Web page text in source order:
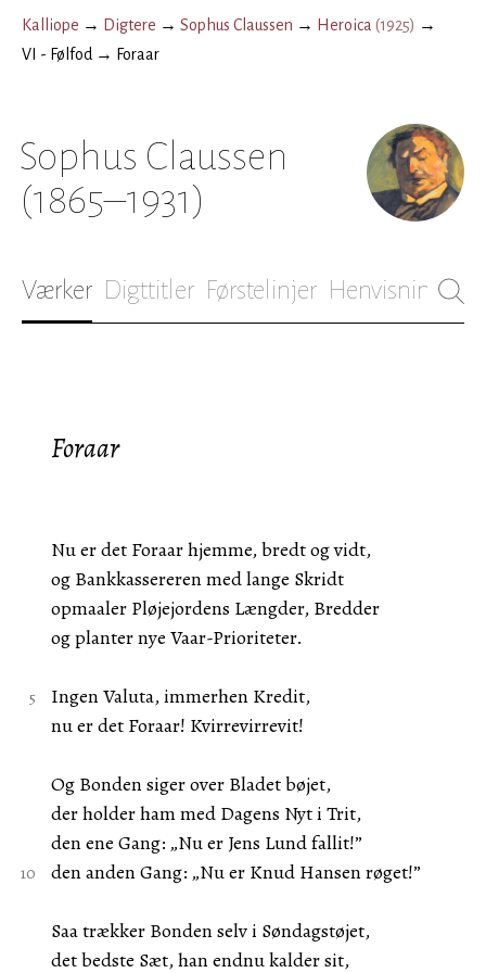
Kalliope → Digtere → Sophus Claussen → Heroica (1925) →
VI - Følfod → Foraar
Sophus Claussen
(1865–1931)
Værker Digttitler Førstelinjer Henvisninger
Foraar
Nu er det Foraar hjemme, bredt og vidt,
og Bankkassereren med lange Skridt
opmaaler Pløjejordens Længder, Bredder
og planter nye Vaar-Prioriteter.
Ingen Valuta, immerhen Kredit,
nu er det Foraar! Kvirrevirrevit!
Og Bonden siger over Bladet bøjet,
der holder ham med Dagens Nyt i Trit,
den ene Gang: „Nu er Jens Lund fallit!”
den anden Gang: „Nu er Knud Hansen røget!”
Saa trækker Bonden selv i Søndagstøjet,
det bedste Sæt, han endnu kalder sit,